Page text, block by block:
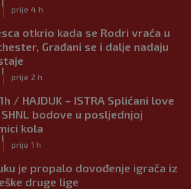
prije 4 h
otkrio kada se Rodri vraća u
Građani se i dalje nadaju
prije 2 h
/ HAJDUK – ISTRA Splićani love
bodove u posljednjoj
kola
prije 1 h
je propalo dovođenje igrača iz
druge lige